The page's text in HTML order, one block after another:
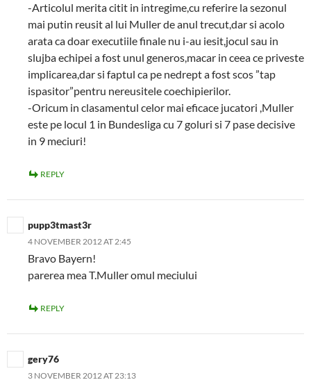
-Articolul merita citit in intregime,cu referire la sezonul
mai putin reusit al lui Muller de anul trecut,dar si acolo
arata ca doar executiile finale nu i-au iesit,jocul sau in
slujba echipei a fost unul generos,macar in ceea ce priveste
implicarea,dar si faptul ca pe nedrept a fost scos ”tap
ispasitor”pentru nereusitele coechipierilor.
-Oricum in clasamentul celor mai eficace jucatori ,Muller
este pe locul 1 in Bundesliga cu 7 goluri si 7 pase decisive
in 9 meciuri!
REPLY
pupp3tmast3r
4 NOVEMBER 2012 AT 2:45
Bravo Bayern!
parerea mea T.Muller omul meciului
REPLY
gery76
3 NOVEMBER 2012 AT 23:13